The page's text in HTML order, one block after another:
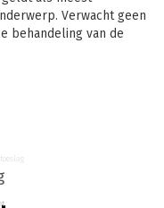
Verwacht geen
behandeling van de
het gebied van de
komen onder andere
zorg, WMO en
bevatten gegevens